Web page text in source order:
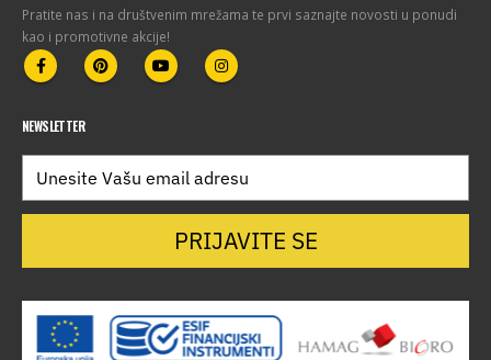
Pratite nas i na društvenim mrežama te prvi saznajte novosti u ponudi
kao i promotivne akcije!
NEWSLETTER
PRIJAVITE SE